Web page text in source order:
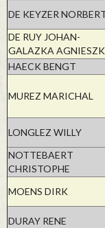
DE KEYZER
DE RUY JOHAN-
GALAZKA
HAECK BENGT
MUREZ MARICHAL
LONGLEZ WILLY
NOTTEBAERT
CHRISTOPHE
MOENS DIRK
DURAY RENE